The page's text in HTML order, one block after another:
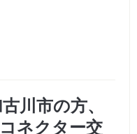
川市の方、
ネクター交